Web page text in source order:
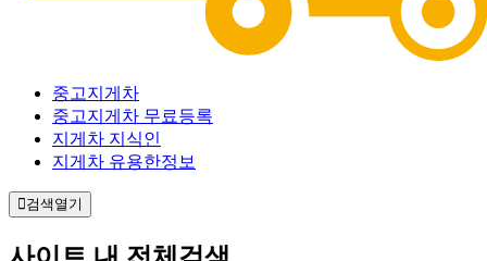
중고지게차
중고지게차 무료등록
지게차 지식인
지게차 유용한정보
검색열기